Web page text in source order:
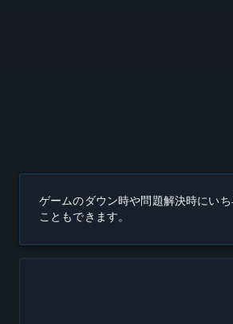
ゲームのダウン時や問題解決時にいち
こともできます。